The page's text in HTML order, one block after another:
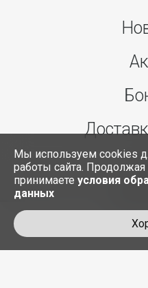
О
Мы используем cookies
работы сайта.
принимаете условия
данных